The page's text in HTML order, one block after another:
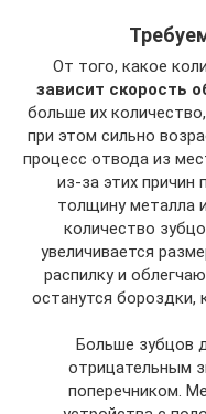
От того, какое
зависит скорость
больше их
при этом сильно
процесс отвода из
из-за этих причин
толщину металла
количество
увеличивается
распилку и
останутся бороздки,
Больше зубцов
отрицательным
поперечником.